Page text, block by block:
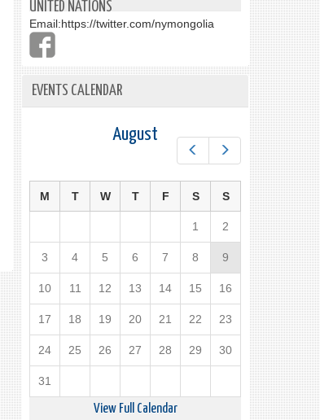
UNITED NATIONS
Email:https://twitter.com/nymongolia
EVENTS CALENDAR
Next
August
M T W T F S S
1 2
3 4 5 6 7 8 9
10 11 12 13 14 15 16
17 18 19 20 21 22 23
24 25 26 27 28 29 30
31
View Full Calendar